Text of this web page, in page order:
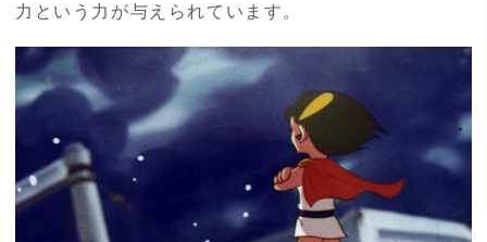
力という力が与えられています。